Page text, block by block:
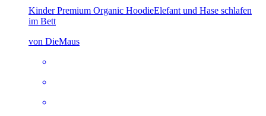
Kinder Premium Organic HoodieElefant und Hase schlafen
im Bett
von DieMaus